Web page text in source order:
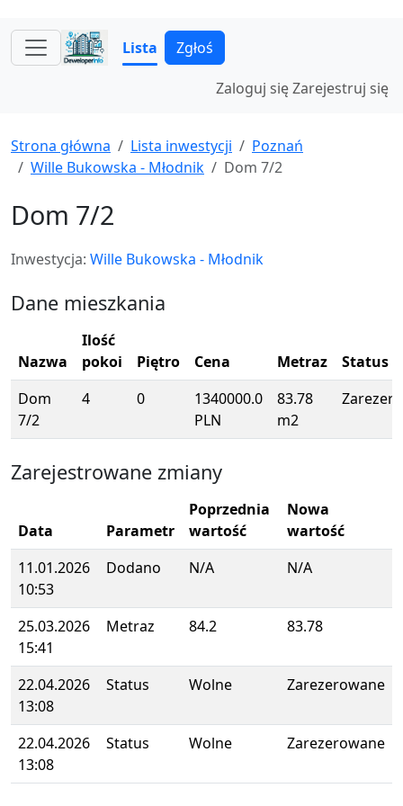
Lista Zgłoś
Zaloguj sięZarejestruj się
Strona główna Lista inwestycji
Poznań
Wille Bukowska - Młodnik
Dom 7/2
Dom 7/2
Inwestycja: Wille Bukowska - Młodnik
Dane mieszkania
Nazwa
Ilość
pokoi
Piętro Cena Metraz
Status
Dom
7/2
4 0
1340000.0
PLN
83.78
m2
Zarejestrowane zmiany
Data Parametr
Poprzednia
wartość
Nowa
wartość
11.01.2026
10:53
Dodano N/A N/A
25.03.2026
15:41
Metraz 84.2 83.78
22.04.2026
13:08
Status Wolne Zarezerowane
22.04.2026
13:08
Status Wolne Zarezerowane